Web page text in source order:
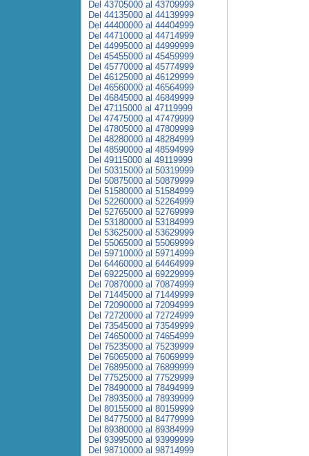
Del 43705000 al 43709999
Del 44135000 al 44139999
Del 44400000 al 44404999
Del 44710000 al 44714999
Del 44995000 al 44999999
Del 45455000 al 45459999
Del 45770000 al 45774999
Del 46125000 al 46129999
Del 46560000 al 46564999
Del 46845000 al 46849999
Del 47115000 al 47119999
Del 47475000 al 47479999
Del 47805000 al 47809999
Del 48280000 al 48284999
Del 48590000 al 48594999
Del 49115000 al 49119999
Del 50315000 al 50319999
Del 50875000 al 50879999
Del 51580000 al 51584999
Del 52260000 al 52264999
Del 52765000 al 52769999
Del 53180000 al 53184999
Del 53625000 al 53629999
Del 55065000 al 55069999
Del 59710000 al 59714999
Del 64460000 al 64464999
Del 69225000 al 69229999
Del 70870000 al 70874999
Del 71445000 al 71449999
Del 72090000 al 72094999
Del 72720000 al 72724999
Del 73545000 al 73549999
Del 74650000 al 74654999
Del 75235000 al 75239999
Del 76065000 al 76069999
Del 76895000 al 76899999
Del 77525000 al 77529999
Del 78490000 al 78494999
Del 78935000 al 78939999
Del 80155000 al 80159999
Del 84775000 al 84779999
Del 89380000 al 89384999
Del 93995000 al 93999999
Del 98710000 al 98714999